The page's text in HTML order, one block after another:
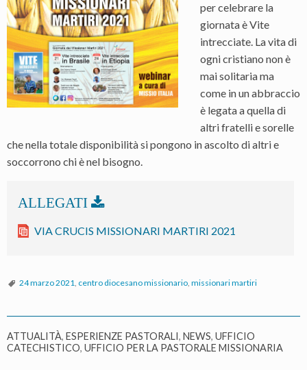
per celebrare la
giornata è Vite
intrecciate. La vita di
ogni cristiano non è
mai solitaria ma
come in un abbraccio
è legata a quella di
altri fratelli e sorelle
che nella totale disponibilità si pongono in ascolto di altri e
soccorrono chi è nel bisogno.
VIA CRUCIS MISSIONARI MARTIRI 2021
24 marzo 2021, centro diocesano missionario, missionari martiri
ATTUALITÀ, ESPERIENZE PASTORALI, NEWS, UFFICIO
CATECHISTICO, UFFICIO PER LA PASTORALE MISSIONARIA